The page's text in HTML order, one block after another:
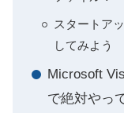
スタートア
してみよう
Microsoft
で絶対やっ